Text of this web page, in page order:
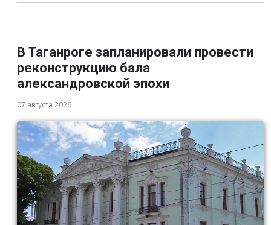
В Таганроге запланировали провести
реконструкцию бала
александровской эпохи
07 августа 2026